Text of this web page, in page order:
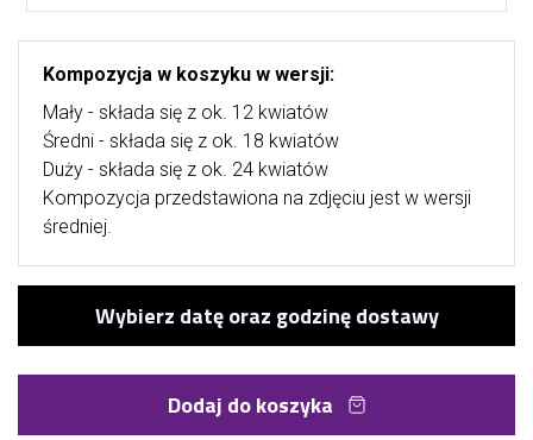
Kompozycja w koszyku w wersji:
Mały - składa się z ok. 12 kwiatów
Średni - składa się z ok. 18 kwiatów
Duży - składa się z ok. 24 kwiatów
Kompozycja przedstawiona na zdjęciu jest w wersji
średniej.
Dodaj do koszyka